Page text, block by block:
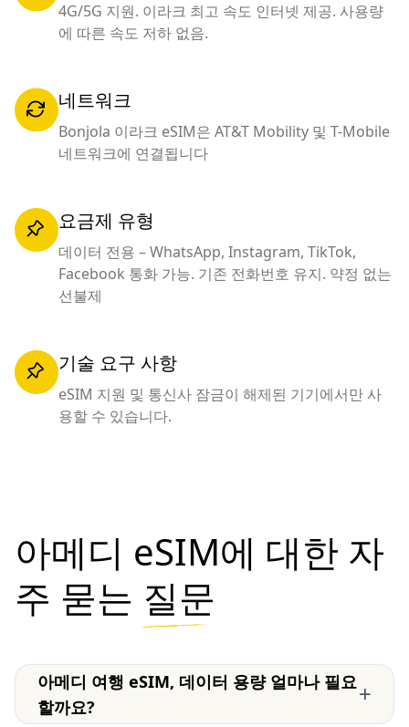
4G/5G 지원. 이라크 최고 속도 인터넷 제공. 사용량
에 따른 속도 저하 없음.
네트워크
Bonjola 이라크 eSIM은 AT&T Mobility 및 T-Mobile
네트워크에 연결됩니다
요금제 유형
데이터 전용 – WhatsApp, Instagram, TikTok,
Facebook 통화 가능. 기존 전화번호 유지. 약정 없는
선불제
기술 요구 사항
eSIM 지원 및 통신사 잠금이 해제된 기기에서만 사
용할 수 있습니다.
아메디 eSIM에 대한 자
주 묻는 질문
아메디 여행 eSIM, 데이터 용량 얼마나 필요
할까요?
+